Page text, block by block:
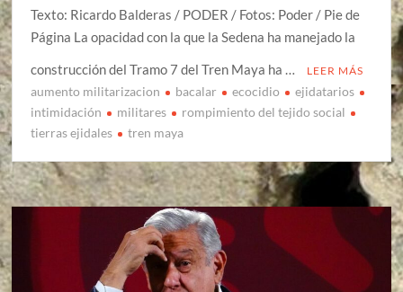
Texto: Ricardo Balderas / PODER / Fotos: Poder / Pie de
Página La opacidad con la que la Sedena ha manejado la
construcción del Tramo 7 del Tren Maya ha …
LEER MÁS
aumento militarizacion bacalar ecocidio
ejidatarios
intimidación
militares
rompimiento del tejido social
tierras ejidales
tren maya